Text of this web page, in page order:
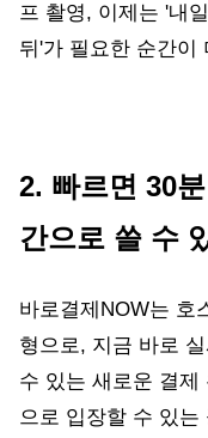
프 촬영, 이제는 '내
뒤'가 필요한 순간이
2. 빠르면 30
간으로 쓸 수
바로결제NOW는 호
형으로, 지금 바로
수 있는 새로운 결
으로 입장할 수 있는